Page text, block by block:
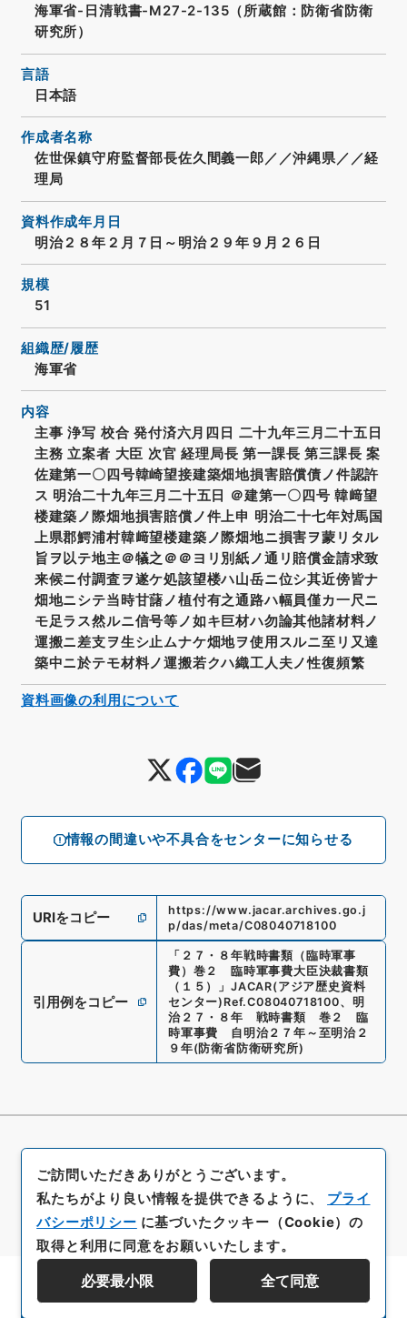
情報の間違いや不具合をセンターに知らせる
海軍省-日清戦書-M27-2-135（所蔵館：防衛省防衛
研究所）
言語
日本語
作成者名称
佐世保鎮守府監督部長佐久間義一郎／／沖縄県／／経
理局
資料作成年月日
明治２８年２月７日～明治２９年９月２６日
規模
51
組織歴/履歴
海軍省
内容
主事 浄写 校合 発付済六月四日 二十九年三月二十五日
主務 立案者 大臣 次官 経理局長 第一課長 第三課長 案
佐建第一〇四号韓崎望接建築畑地損害賠償債ノ件認許
ス 明治二十九年三月二十五日 ＠建第一〇四号 韓﨑望
楼建築ノ際畑地損害賠償ノ件上申 明治二十七年対馬国
上県郡鰐浦村韓﨑望楼建築ノ際畑地ニ損害ヲ蒙リタル
旨ヲ以テ地主＠犠之＠＠ヨリ別紙ノ通リ賠償金請求致
来候ニ付調査ヲ遂ケ処該望楼ハ山岳ニ位シ其近傍皆ナ
畑地ニシテ当時甘藷ノ植付有之通路ハ幅員僅カ一尺ニ
モ足ラス然ルニ信号等ノ如キ巨材ハ勿論其他諸材料ノ
運搬ニ差支ヲ生シ止ムナケ畑地ヲ使用スルニ至リ又達
築中ニ於テモ材料ノ運搬若クハ織工人夫ノ性復頻繁
URIをコピー
https://www.jacar.archives.go.j
p/das/meta/C08040718100
引用例をコピー
「 ２７・８年戦時書類（臨時軍事
費）巻２ 臨時軍事費大臣決裁書類
（１５）
」 JACAR(アジア歴史資料
センター) Ref.C08040718100、 明
治２７・８年 戦時書類 巻２ 臨
時軍事費 自明治２７年～至明治２
９年(防衛省防衛研究所)
資料画像の利用について
資料群階層を表示する
ご訪問いただきありがとうございます。
私たちがより良い情報を提供できるように、 プライ
バシーポリシー に基づいたクッキー（Cookie）の
取得と利用に同意をお願いいたします。
必要最小限 全て同意